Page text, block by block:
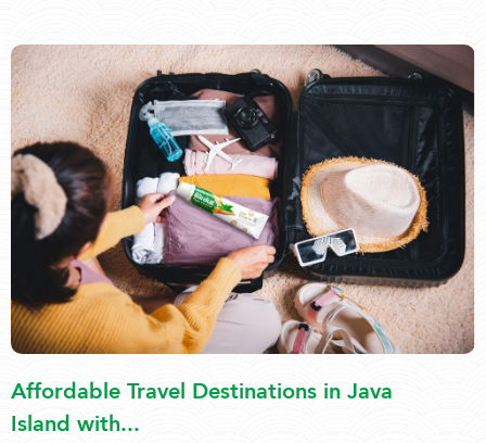
Affordable Travel Destinations in Java
Island with...